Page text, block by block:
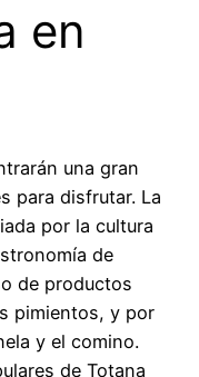
en
una gran
para disfrutar. La
por la cultura
de
de productos
pimientos, y por
y el comino.
de Totana